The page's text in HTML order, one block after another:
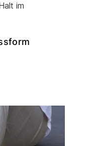
im